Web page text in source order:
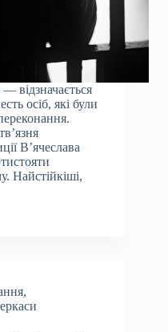
— відзначається
осіб, які були
В’ячеслава
Найстійкіші,
,